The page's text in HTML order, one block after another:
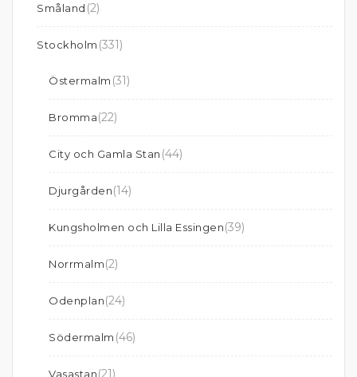
Småland (2)
Stockholm (331)
Östermalm (31)
Bromma(22)
City och Gamla Stan (44)
Djurgården(14)
Kungsholmen och Lilla Essingen(39)
Norrmalm(2)
Odenplan(24)
Södermalm (46)
Vasastan(21)